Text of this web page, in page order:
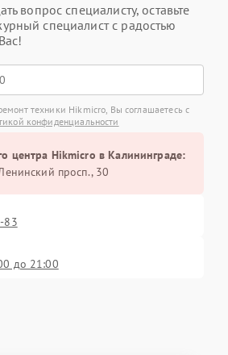
вопрос специалисту, оставьте
специалист с радостью
техники Hikmicro, Вы соглашаетесь с
конфиденциальности
центра Hikmicro в Калининграде:
просп., 30
83
до 21:00